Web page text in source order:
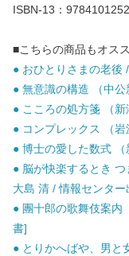
ISBN-13：
■こちらの商品もオス
● おひとりさまの老後
● 無意識の構造 （中
● こころの処方箋 （
● コンプレックス （
● 博士の愛した数式
● 脳が快楽するとき
大島 清 / 情報センタ
● 團十郎の歌舞伎案内
書]
● とりかへばや、男と